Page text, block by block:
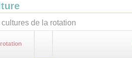
de la rotation